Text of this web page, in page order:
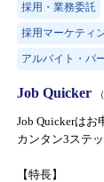
採用・業務委託
採用マーケティ
アルバイト・パ
Job Quicker
Job Quickerはお
カンタン3ステ
【特長】